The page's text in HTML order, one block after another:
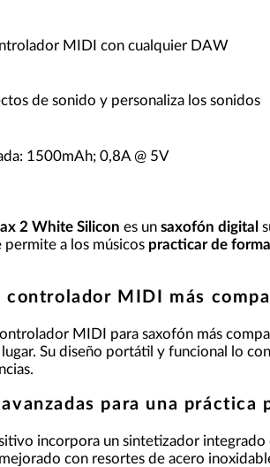
MIDI con cualquier DAW
de sonido y personaliza los sonidos
1500mAh; 0,8A @ 5V
2 White Silicon es un saxofón digital​
permite a los músicos practicar de
controlador MIDI más
MIDI para saxofón más
Su diseño portátil y funcional lo
para una práctica
incorpora un sintetizador
con resortes de acero